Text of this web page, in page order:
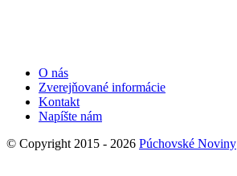
O nás
Zverejňované informácie
Kontakt
Napíšte nám
© Copyright 2015 - 2026 Púchovské Noviny